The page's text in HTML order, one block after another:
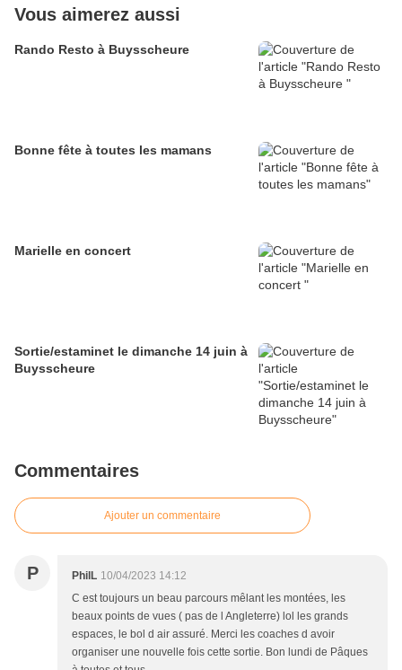
Vous aimerez aussi
Rando Resto à Buysscheure
Bonne fête à toutes les mamans
Marielle en concert
Sortie/estaminet le dimanche 14 juin à
Buysscheure
Commentaires
Ajouter un commentaire
P PhilL 10/04/2023 14:12
C est toujours un beau parcours mêlant les montées, les
beaux points de vues ( pas de l Angleterre) lol les grands
espaces, le bol d air assuré. Merci les coaches d avoir
organiser une nouvelle fois cette sortie. Bon lundi de Pâques